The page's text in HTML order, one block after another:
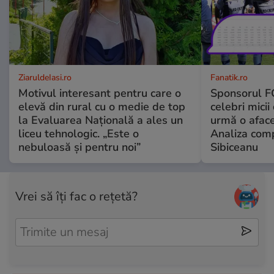
ZiaruldeIasi.ro
Motivul interesant pentru care o
elevă din rural cu o medie de top
la Evaluarea Națională a ales un
liceu tehnologic. „Este o
nebuloasă și pentru noi”
Fanatik.ro
Sponsorul
celebri
urmă o
Analiza
Sibiceanu
Vrei să îți fac o rețetă?